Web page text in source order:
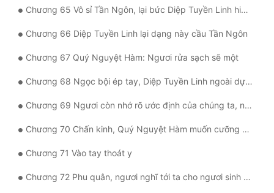
Chương 65 Vô sỉ Tần Ngôn, lại bức Diệp Tuyền Linh hiện thân
Chương 66 Diệp Tuyền Linh lại dạng này cầu Tần Ngôn
Chương 67 Quý Nguyệt Hàm: Ngươi rửa sạch sẽ một
Chương 68 Ngọc bội ép tay, Diệp Tuyền Linh ngoài dự liệu quyết định
Chương 69 Ngươi còn nhớ rõ ước định của chúng ta, ngọc bội ép.
Chương 70 Chấn kinh, Quý Nguyệt Hàm muốn cưỡng ép bích đông Tần Ngôn
Chương 71 Vào tay thoát y
Chương 72 Phu quân, ngươi nghĩ tới ta cho ngươi sinh mấy cái tiểu bảo bảo?